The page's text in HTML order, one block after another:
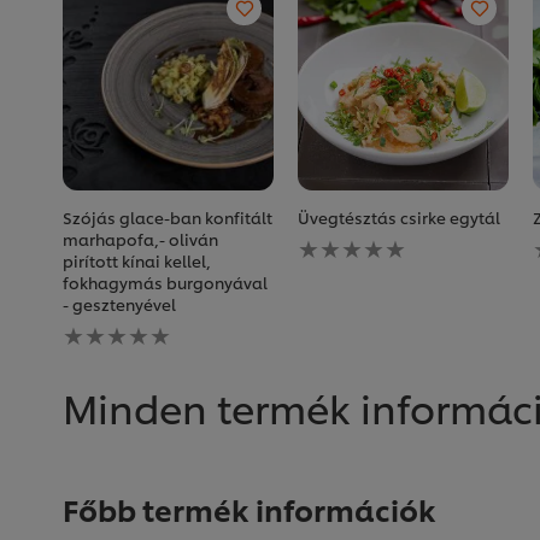
Szójás glace-ban konfitált
marhapofa,- oliván
pirított kínai kellel,
fokhagymás burgonyával
- gesztenyével
Nem
küldtek
értékelést
ehhez
Üvegtésztás csirke egytál
Nem
küldtek
elemhez
Minden termék
Főbb termék információk